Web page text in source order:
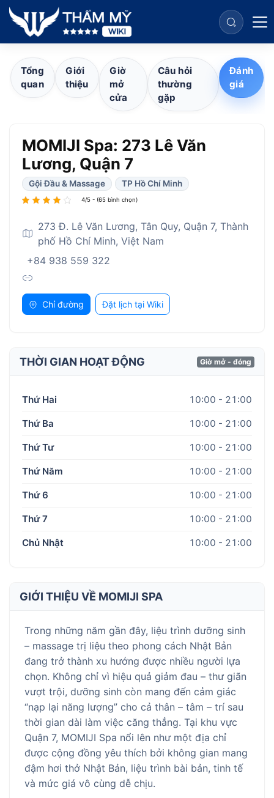
Tổng
quan
Giới
thiệu
Giờ
mở
cửa
Câu hỏi
thường
gặp
Đánh
giá
MOMIJI Spa: 273 Lê Văn
Lương, Quận 7
Gội Đầu & Massage TP Hồ Chí Minh
4/5 - (65 bình chọn)
273 Đ. Lê Văn Lương, Tân Quy, Quận 7, Thành
phố Hồ Chí Minh, Việt Nam
+84 938 559 322
Chỉ đường Đặt lịch tại Wiki
THỜI GIAN HOẠT ĐỘNG Giờ mở - đóng
Thứ Hai 10:00 - 21:00
Thứ Ba 10:00 - 21:00
Thứ Tư 10:00 - 21:00
Thứ Năm 10:00 - 21:00
Thứ 6 10:00 - 21:00
Thứ 7 10:00 - 21:00
Chủ Nhật 10:00 - 21:00
GIỚI THIỆU VỀ MOMIJI SPA
Trong những năm gần đây, liệu trình dưỡng sinh
– massage trị liệu theo phong cách Nhật Bản
đang trở thành xu hướng được nhiều người lựa
chọn. Không chỉ vì hiệu quả giảm đau – thư giãn
vượt trội, dưỡng sinh còn mang đến cảm giác
“nạp lại năng lượng” cho cả thân – tâm – trí sau
thời gian dài làm việc căng thẳng. Tại khu vực
Quận 7, MOMIJI Spa nổi lên như một địa chỉ
được cộng đồng yêu thích bởi không gian mang
đậm hơi thở Nhật Bản, liệu trình bài bản, tinh tế
và mức giá vô cùng dễ chịu.